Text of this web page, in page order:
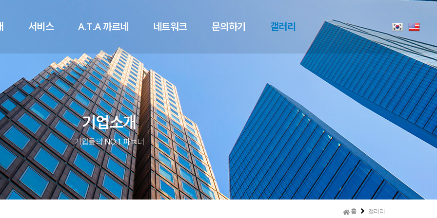
서비스 A.T.A 까르네 네트워크 문의하기 갤러리
기업소개
기업들의 NO.1 파트너
홈 갤러리